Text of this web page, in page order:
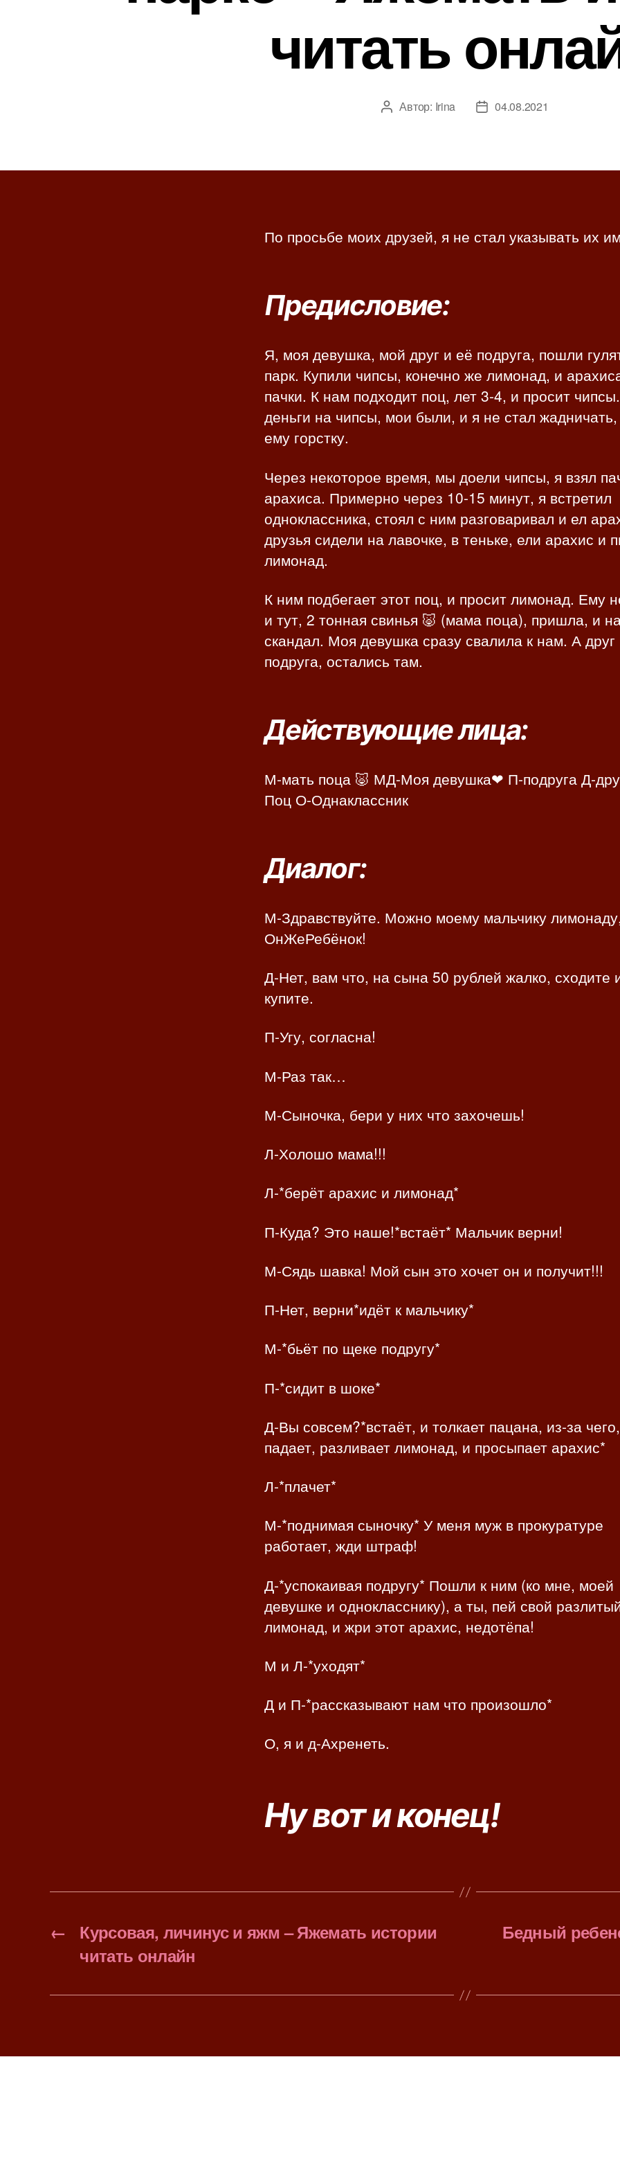
читать
А
р
и
Автор: Irina
Д
з
с
04.08.2021
По просьбе моих друзей, я не стал указывать их
Предисловие:
Я, моя девушка, мой друг и её подруга, пошли
парк. Купили чипсы, конечно же лимонад, и
пачки. К нам подходит поц, лет 3-4, и просит
деньги на чипсы, мои были, и я не стал
ему горстку.
Через некоторое время, мы доели чипсы, я взял
арахиса. Примерно через 10-15 минут, я встретил
одноклассника, стоял с ним разговаривал и ел
друзья сидели на лавочке, в теньке, ели арахис и
лимонад.
К ним подбегает этот поц, и просит лимонад. Ему
и тут, 2 тонная свинья 🐷 (мама поца), пришла, и
скандал. Моя девушка сразу свалила к нам. А друг
подруга, остались там.
Действующие лица:
М-мать поца 🐷 МД-Моя девушка❤ П-подруга Д-
Поц О-Однаклассник
Диалог:
М-Здравствуйте. Можно моему мальчику
ОнЖеРебёнок!
Д-Нет, вам что, на сына 50 рублей жалко, сходите
купите.
П-Угу, согласна!
М-Раз так…
М-Сыночка, бери у них что захочешь!
Л-Холошо мама!!!
Л-*берёт арахис и лимонад*
П-Куда? Это наше!*встаёт* Мальчик верни!
М-Сядь шавка! Мой сын это хочет он и получит!!!
П-Нет, верни*идёт к мальчику*
М-*бьёт по щеке подругу*
П-*сидит в шоке*
Д-Вы совсем?*встаёт, и толкает пацана, из-за
падает, разливает лимонад, и просыпает арахис*
Л-*плачет*
М-*поднимая сыночку* У меня муж в прокуратуре
работает, жди штраф!
Д-*успокаивая подругу* Пошли к ним (ко мне, моей
девушке и однокласснику), а ты, пей свой
лимонад, и жри этот арахис, недотёпа!
М и Л-*уходят*
Д и П-*рассказывают нам что произошло*
О, я и д-Ахренеть.
Ну вот и конец!
←
Курсовая, личинус и яжм – Яжемать истории
читать онлайн
Бедный